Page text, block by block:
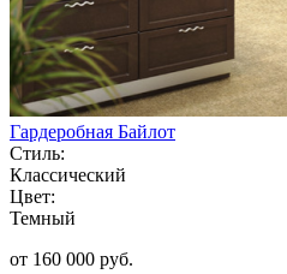
Гардеробная Байлот
Стиль:
Классический
Цвет:
Темный
от 160 000 руб.